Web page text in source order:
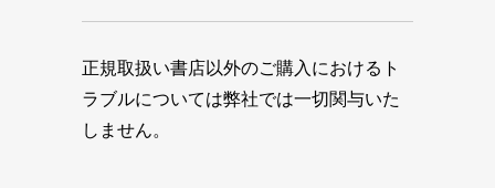
正規取扱い書店以外のご購入におけるト
ラブルについては弊社では一切関与いた
しません。